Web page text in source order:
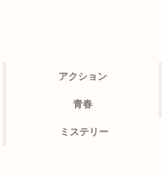
アクション
青春
ミステリー